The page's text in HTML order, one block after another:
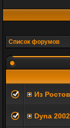
Список форумов
Из
Dyna